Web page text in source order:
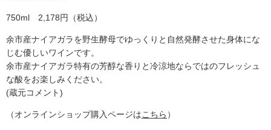
750ml 2,178円（税込）
余市産ナイアガラを野生酵母でゆっくりと自然発酵させた身体にな
じむ優しいワインです。
余市産ナイアガラ特有の芳醇な香りと冷涼地ならではのフレッシュ
な酸をお楽しみください。
(蔵元コメント)
（オンラインショップ購入ページはこちら ）